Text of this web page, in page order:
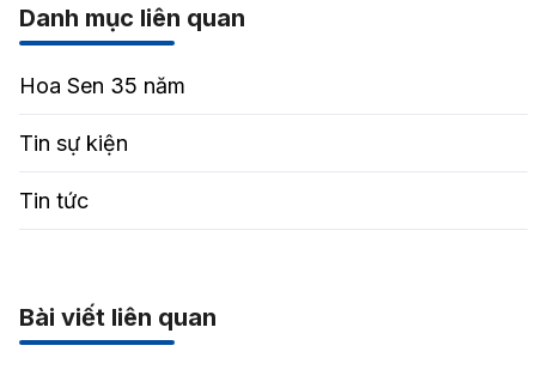
Danh mục liên quan
Hoa Sen 35 năm
Tin sự kiện
Tin tức
Bài viết liên quan